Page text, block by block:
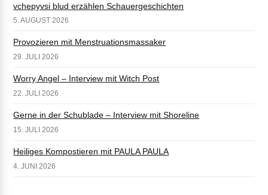
vchepyvsi blud erzählen Schauergeschichten
5. AUGUST 2026
Provozieren mit Menstruationsmassaker
29. JULI 2026
Worry Angel – Interview mit Witch Post
22. JULI 2026
Gerne in der Schublade – Interview mit Shoreline
15. JULI 2026
Heiliges Kompostieren mit PAULA PAULA
4. JUNI 2026